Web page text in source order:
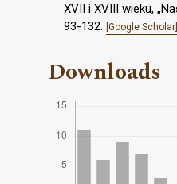
XVII i XVIII wieku,
93-132. [Google Scholar]
Downloads